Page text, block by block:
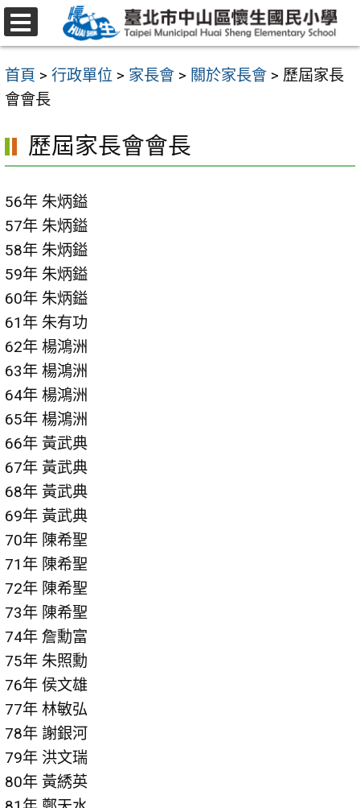
跳
至
要
內
區
首頁 > 行政單位 > 家長會 > 關於家長會 > 歷屆家長
會會長
歷屆家長會會長
56年 朱炳鎰
57年 朱炳鎰
58年 朱炳鎰
59年 朱炳鎰
60年 朱炳鎰
61年 朱有功
62年 楊鴻洲
63年 楊鴻洲
64年 楊鴻洲
65年 楊鴻洲
66年 黃武典
67年 黃武典
68年 黃武典
69年 黃武典
70年 陳希聖
71年 陳希聖
72年 陳希聖
73年 陳希聖
74年 詹勳富
75年 朱照勳
76年 侯文雄
77年 林敏弘
78年 謝銀河
79年 洪文瑞
80年 黃綉英
選
單